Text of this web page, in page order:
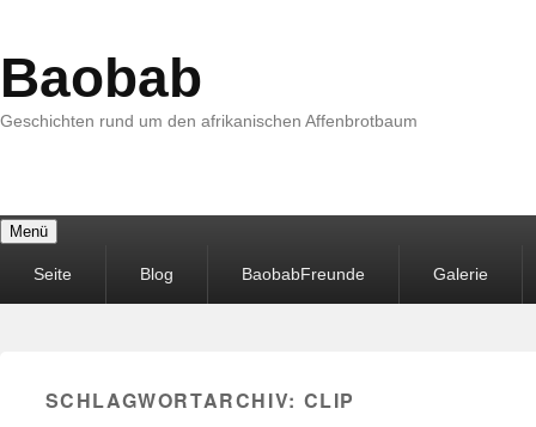
Baobab
Geschichten rund um den afrikanischen Affenbrotbaum
Menü
MenüSeite Blog BaobabFreunde Galerie
SCHLAGWORTARCHIV: CLIP